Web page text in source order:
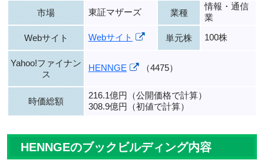
市場 東証マザーズ 業種
情報・通信
業
Webサイト Webサイト 単元株 100株
Yahoo!ファイナン
ス
HENNGE （4475）
時価総額
216.1億円（公開価格で計算）
308.9億円（初値で計算）
HENNGEのブックビルディング内容